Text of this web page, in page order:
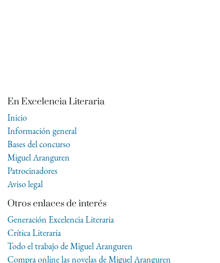
En Excelencia Literaria
Inicio
Información general
Bases del concurso
Miguel Aranguren
Patrocinadores
Aviso legal
Otros enlaces de interés
Generación Excelencia Literaria
Crítica Literaria
Todo el trabajo de Miguel Aranguren
Compra online las novelas de Miguel Aranguren